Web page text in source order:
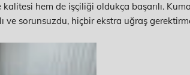
hem de işçiliği oldukça başarılı.
ve sorunsuzdu, hiçbir ekstra uğraş